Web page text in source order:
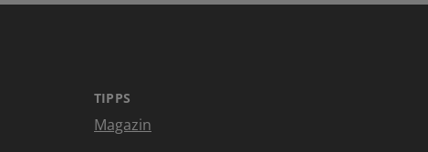
TIPPS
Magazin